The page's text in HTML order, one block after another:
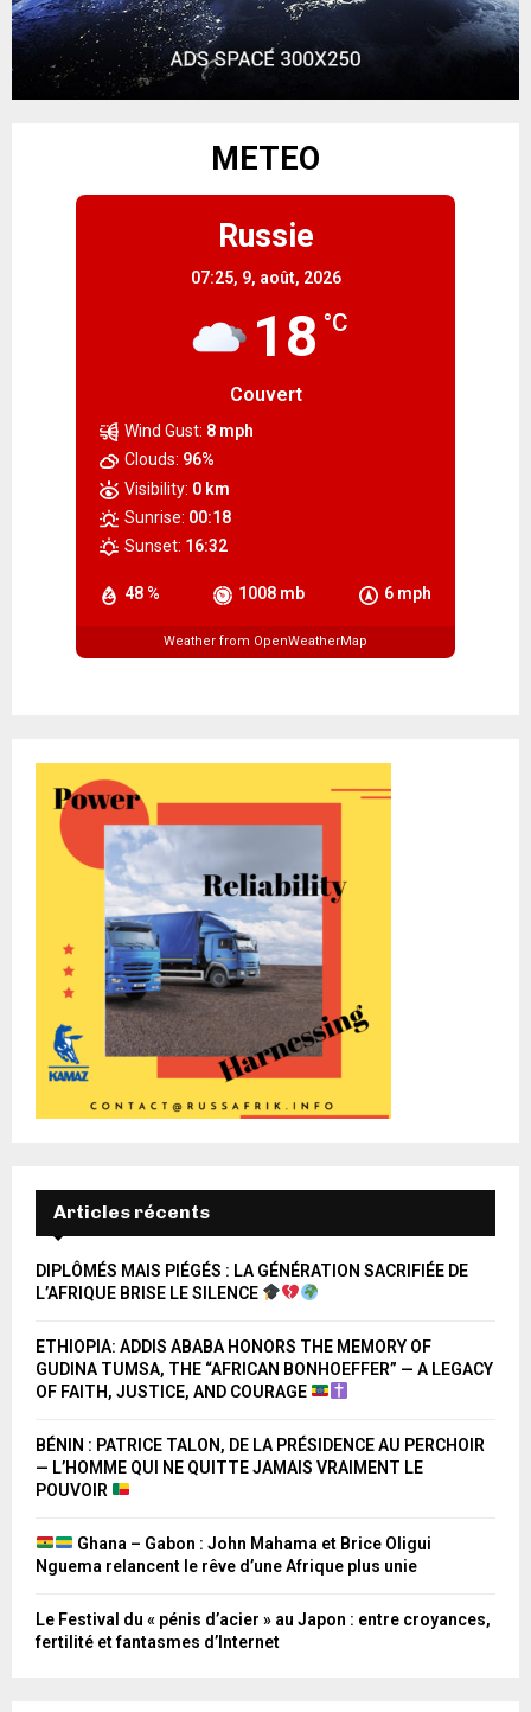
METEO
Russie
07:25, 9, août, 2026
18 °C
Couvert
48 % 1008 mb 6 mph
Wind Gust: 8 mph
Clouds: 96%
Visibility: 0 km
Sunrise: 00:18
Sunset: 16:32
Weather from OpenWeatherMap
Articles récents
DIPLÔMÉS MAIS PIÉGÉS : LA GÉNÉRATION SACRIFIÉE DE
L’AFRIQUE BRISE LE SILENCE
ETHIOPIA: ADDIS ABABA HONORS THE MEMORY OF
GUDINA TUMSA, THE “AFRICAN BONHOEFFER” — A LEGACY
OF FAITH, JUSTICE, AND COURAGE
BÉNIN : PATRICE TALON, DE LA PRÉSIDENCE AU PERCHOIR
— L’HOMME QUI NE QUITTE JAMAIS VRAIMENT LE
POUVOIR
Ghana – Gabon : John Mahama et Brice Oligui
Nguema relancent le rêve d’une Afrique plus unie
Le Festival du « pénis d’acier » au Japon : entre croyances,
fertilité et fantasmes d’Internet